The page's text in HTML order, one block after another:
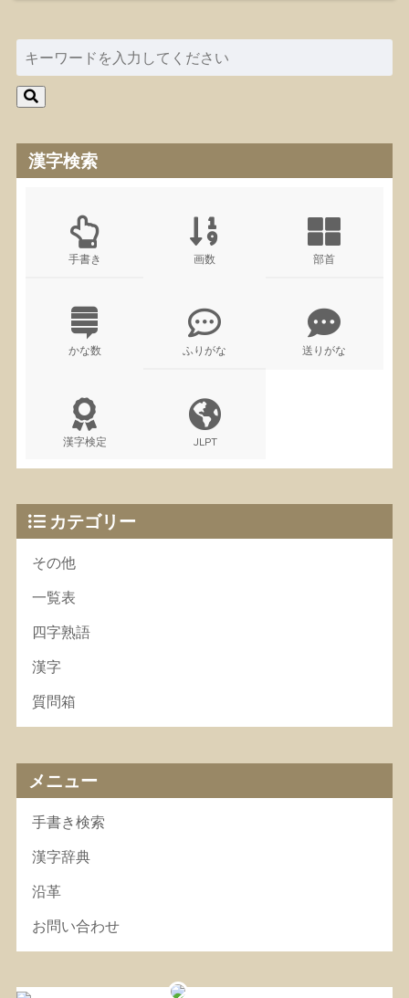
漢字検索
手書き 画数 部首
かな数 ふりがな 送りがな
漢字検定 JLPT
カテゴリー
その他
一覧表
四字熟語
漢字
質問箱
メニュー
手書き検索
漢字辞典
沿革
お問い合わせ